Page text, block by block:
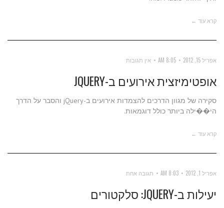
קרא עוד ←
אפריל 15, 2012 8:05 AM אין תגובות
אופטימיזצית אירועים ב-JQUERY
סקירה של מגוון הדרכים להצמדות אירועים ב-jQuery והסבר על הדרך
הי��ילה ביותר כולל דוגמאות.
קרא עוד ←
אפריל 1, 2012 8:03 AM תגובה אחת
יעילות ב-JQUERY: סלקטורים